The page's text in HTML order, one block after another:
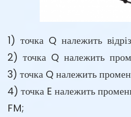
1) точка Q належить
2) точка Q належить
3) точка Q належить
4) точка E належить
FM;